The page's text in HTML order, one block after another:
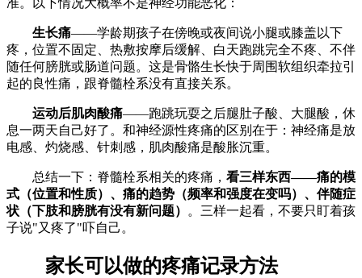
准。以下情况大概率不是神经功能恶化：
生长痛——学龄期孩子在傍晚或夜间说小腿或膝盖以下
疼，位置不固定、热敷按摩后缓解、白天跑跳完全不疼、不伴
随任何膀胱或肠道问题。这是骨骼生长快于周围软组织牵拉引
起的良性痛，跟脊髓栓系没有直接关系。
运动后肌肉酸痛——跑跳玩耍之后腿肚子酸、大腿酸，休
息一两天自己好了。和神经源性疼痛的区别在于：神经痛是放
电感、灼烧感、针刺感，肌肉酸痛是酸胀沉重。
总结一下：脊髓栓系相关的疼痛， 看三样东西——痛的模
式（位置和性质）、痛的趋势（频率和强度在变吗）、伴随症
状（下肢和膀胱有没有新问题）
。三样一起看，不要只盯着孩
子说"又疼了"吓自己。
家长可以做的疼痛记录方法